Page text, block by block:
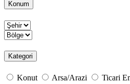
Konum
Kategori
Konut Arsa/Arazi Ticari